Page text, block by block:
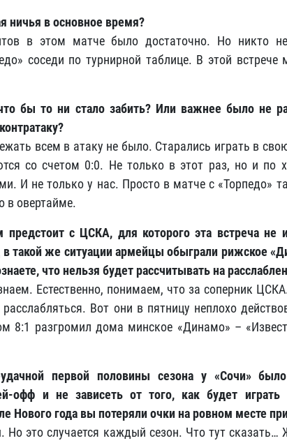
ничья в основное время?
в этом матче было достаточно. Но никто не
соседи по турнирной таблице. В этой встрече
бы то ни стало забить? Или важнее было не
всем в атаку не было. Старались играть в
со счетом 0:0. Не только в этот раз, но и по
И не только у нас. Просто в матче с «Торпедо»
в овертайме.
с ЦСКА, для которого эта встреча не
в такой же ситуации армейцы обыграли рижское
что нельзя будет рассчитывать на
Естественно, понимаем, что за соперник
Вот они в пятницу неплохо
8:1 разгромил дома минское «Динамо» –
первой половины сезона у «Сочи»
офф и не зависеть от того, как будет
Нового года вы потеряли очки на ровном месте
это случается каждый сезон. Что тут